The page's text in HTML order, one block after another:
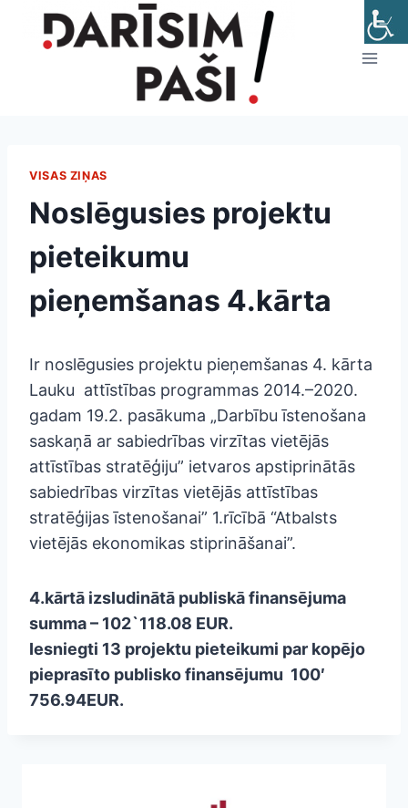
VISAS ZIŅAS
Noslēgusies projektu
pieteikumu
pieņemšanas 4.kārta
Ir noslēgusies projektu pieņemšanas 4. kārta
Lauku attīstības programmas 2014.–2020.
gadam 19.2. pasākuma „Darbību īstenošana
saskaņā ar sabiedrības virzītas vietējās
attīstības stratēģiju” ietvaros apstiprinātās
sabiedrības virzītas vietējās attīstības
stratēģijas īstenošanai” 1.rīcībā “Atbalsts
vietējās ekonomikas stiprināšanai”.
4.kārtā izsludinātā publiskā finansējuma
summa – 102`118.08 EUR.
Iesniegti 13 projektu pieteikumi par kopējo
pieprasīto publisko finansējumu 100′
756.94EUR.